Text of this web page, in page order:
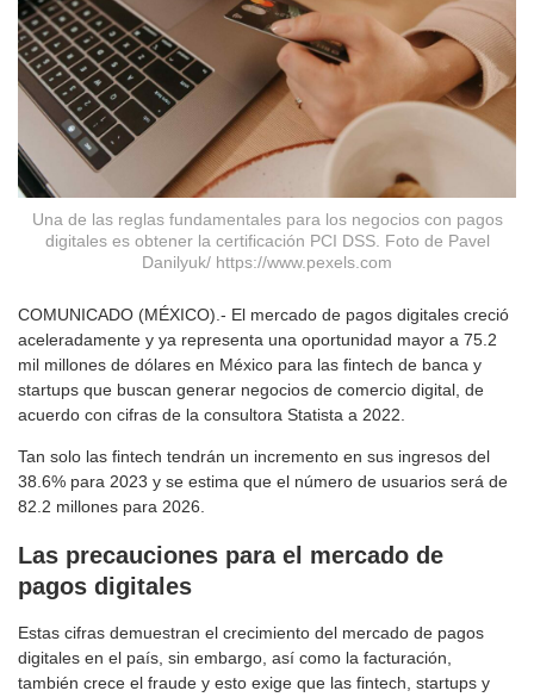
Una de las reglas fundamentales para los negocios con pagos
digitales es obtener la certificación PCI DSS. Foto de Pavel
Danilyuk/ https://www.pexels.com
COMUNICADO (MÉXICO).- El mercado de pagos digitales creció
aceleradamente y ya representa una oportunidad mayor a 75.2
mil millones de dólares en México para las fintech de banca y
startups que buscan generar negocios de comercio digital, de
acuerdo con cifras de la consultora Statista a 2022.
Tan solo las fintech tendrán un incremento en sus ingresos del
38.6% para 2023 y se estima que el número de usuarios será de
82.2 millones para 2026.
Las precauciones para el mercado de
pagos digitales
Estas cifras demuestran el crecimiento del mercado de pagos
digitales en el país, sin embargo, así como la facturación,
también crece el fraude y esto exige que las fintech, startups y